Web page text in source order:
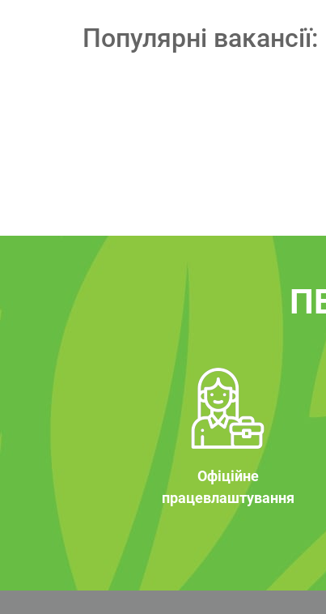
Популярні вакансії:
Офіційне
працевлаштування